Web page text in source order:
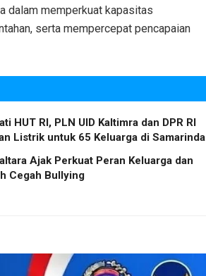
dalam memperkuat kapasitas
serta mempercepat pencapaian
HUT RI, PLN UID Kaltimra dan DPR RI
Listrik untuk 65 Keluarga di Samarinda
Ajak Perkuat Peran Keluarga dan
Cegah Bullying